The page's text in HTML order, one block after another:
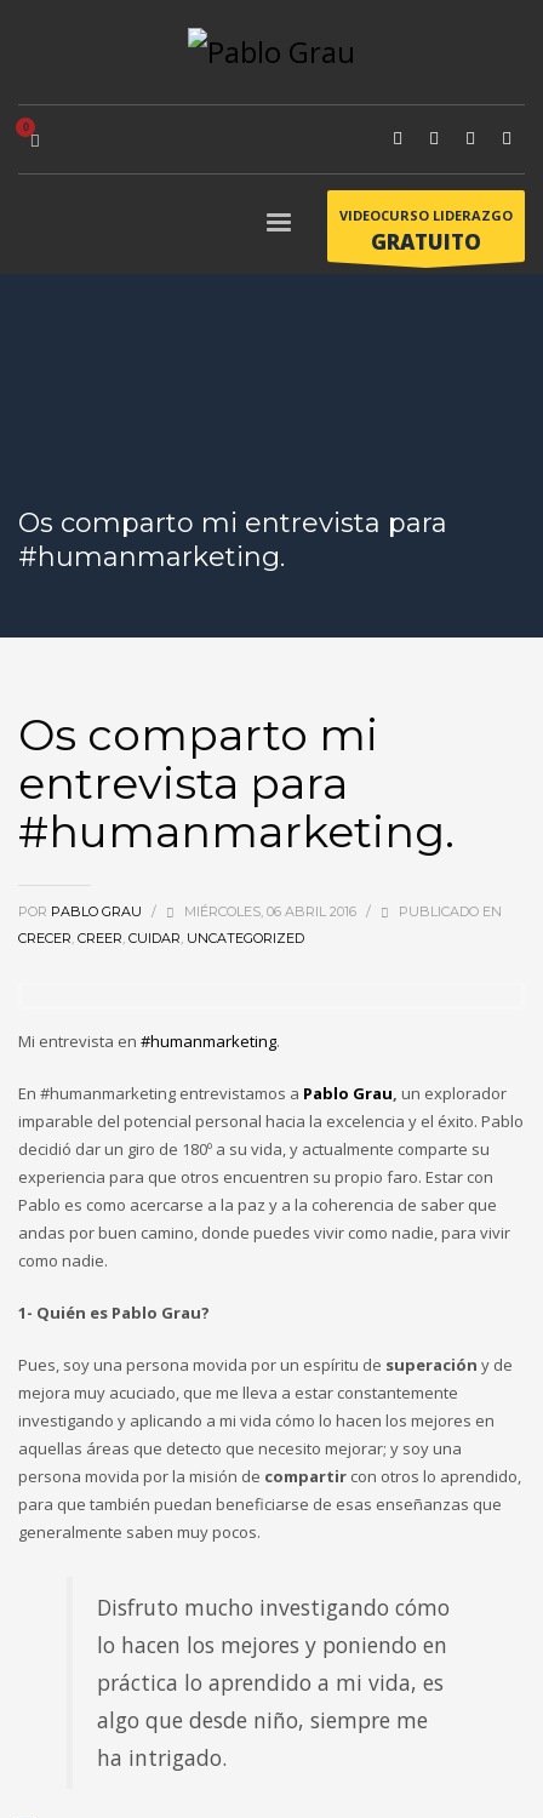
VIDEOCURSO LIDERAZGO
GRATUITO
Os comparto mi entrevista para
#humanmarketing.
Os comparto mi
entrevista para
#humanmarketing.
POR PABLO GRAU / MIÉRCOLES, 06 ABRIL 2016 /
PUBLICADO EN
CRECER, CREER, CUIDAR, UNCATEGORIZED
Mi entrevista en ‪#‎humanmarketing‬.
En #humanmarketing entrevistamos a Pablo Grau, un explorador
imparable del potencial personal hacia la excelencia y el éxito. Pablo
decidió dar un giro de 180º a su vida, y actualmente comparte su
experiencia para que otros encuentren su propio faro. Estar con
Pablo es como acercarse a la paz y a la coherencia de saber que
andas por buen camino, donde puedes vivir como nadie, para vivir
como nadie.
1- Quién es Pablo Grau?
Pues, soy una persona movida por un espíritu de superación y de
mejora muy acuciado, que me lleva a estar constantemente
investigando y aplicando a mi vida cómo lo hacen los mejores en
aquellas áreas que detecto que necesito mejorar; y soy una
persona movida por la misión de compartir con otros lo aprendido,
para que también puedan beneficiarse de esas enseñanzas que
generalmente saben muy pocos.
Disfruto mucho investigando cómo
lo hacen los mejores y poniendo en
práctica lo aprendido a mi vida, es
algo que desde niño, siempre me
ha intrigado.